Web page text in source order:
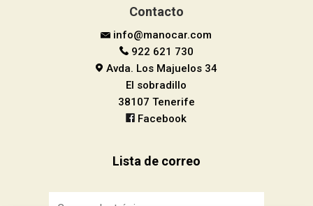
Contacto
info@manocar.com
922 621 730
Avda. Los Majuelos 34
El sobradillo
38107 Tenerife
Facebook
Lista de correo